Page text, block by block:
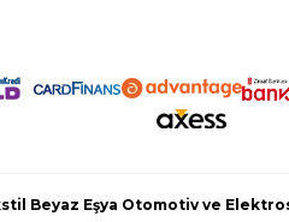
Beyaz Eşya Otomotiv ve